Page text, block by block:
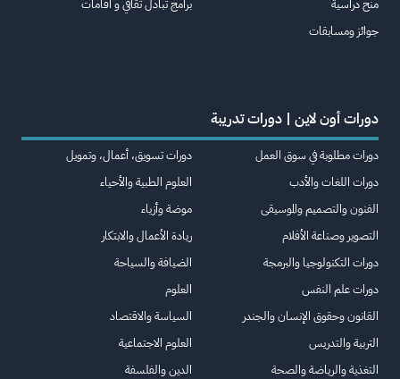
منح دراسية
جوائز ومسابقات
برامج تبادل ثقافي و اقامات
دورات أون لاين | دورات تدريبة
دورات مطلوبة في سوق العمل
دورات اللغات والأدب
الفنون والتصميم والموسيقى
التصوير وصناعة الأفلام
دورات التكنولوجيا والبرمجة
دورات علم النفس
القانون وحقوق الإنسان والجندر
التربية والتدريس
التغذية والرياضة والصحة
دورات تسويق، أعمال، وتمويل
العلوم الطبية والأحياء
موضة وأزياء
ريادة الأعمال والابتكار
الضيافة والسياحة
العلوم
السياسة والاقتصاد
العلوم الاجتماعية
الدين والفلسفة